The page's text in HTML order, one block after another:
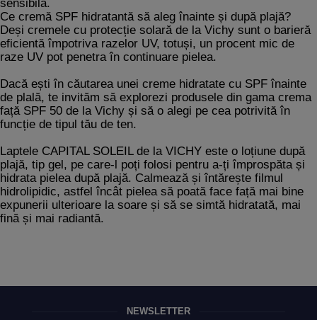
sensibilă.
Ce cremă SPF hidratantă să aleg înainte și după plajă?
Deși cremele cu protecție solară de la Vichy sunt o barieră
eficientă împotriva razelor UV, totuși, un procent mic de
raze UV pot penetra în continuare pielea.
Dacă ești în căutarea unei creme hidratate cu SPF înainte
de plală, te invităm să explorezi produsele din gama crema
față SPF 50 de la Vichy și să o alegi pe cea potrivită în
funcție de tipul tău de ten.
Laptele CAPITAL SOLEIL de la VICHY este o loțiune după
plajă, tip gel, pe care-l poți folosi pentru a-ți împrospăta și
hidrata pielea după plajă. Calmează și întărește filmul
hidrolipidic, astfel încât pielea să poată face față mai bine
expunerii ulterioare la soare și să se simtă hidratată, mai
fină și mai radiantă.
NEWSLETTER